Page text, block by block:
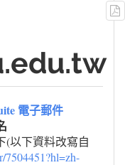
電子郵件
(以下資料改寫自
7504451?hl=zh-